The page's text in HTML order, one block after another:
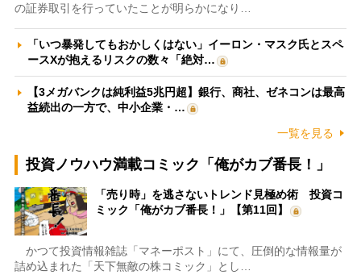
の証券取引を行っていたことが明らかになり…
「いつ暴発してもおかしくはない」イーロン・マスク氏とスペ
ースXが抱えるリスクの数々「絶対…
【3メガバンクは純利益5兆円超】銀行、商社、ゼネコンは最高
益続出の一方で、中小企業・…
一覧を見る
投資ノウハウ満載コミック「俺がカブ番長！」
「売り時」を逃さないトレンド見極め術 投資コ
ミック「俺がカブ番長！」【第11回】
かつて投資情報雑誌「マネーポスト」にて、圧倒的な情報量が
詰め込まれた「天下無敵の株コミック」とし…